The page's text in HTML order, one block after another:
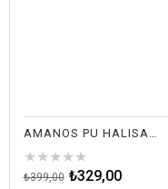
★★★★★
₺329,00
₺399,00